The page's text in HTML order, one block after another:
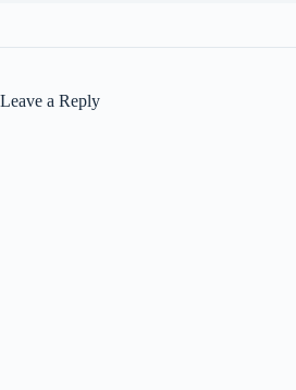
Leave a Reply